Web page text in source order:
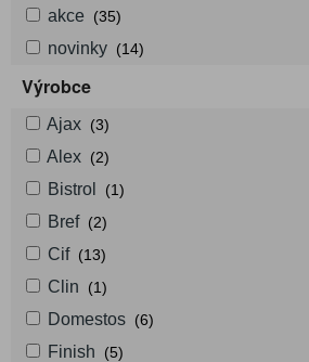
akce (35)
novinky (14)
Výrobce
Ajax (3)
Alex (2)
Bistrol (1)
Bref (2)
Cif (13)
Clin (1)
Domestos (6)
Finish (5)